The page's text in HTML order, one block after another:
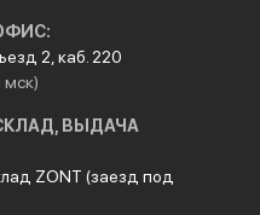
2, каб. 220
ВЫДАЧА
ZONT (заезд под